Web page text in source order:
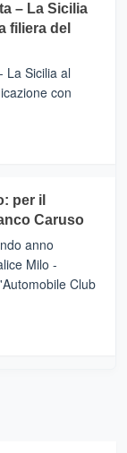
– La Sicilia
filiera del
La Sicilia al
con
per il
Caruso
anno
Milo -
Club